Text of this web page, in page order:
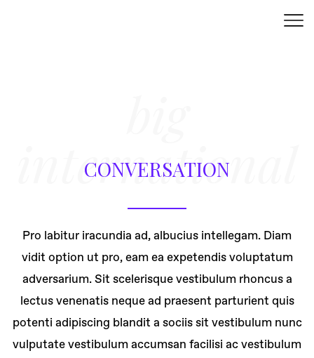
international
CONVERSATION
Pro labitur iracundia ad, albucius intellegam. Diam
vidit option ut pro, eam ea expetendis voluptatum
adversarium. Sit scelerisque vestibulum rhoncus a
lectus venenatis neque ad praesent parturient quis
potenti adipiscing blandit a sociis sit vestibulum nunc
vulputate vestibulum accumsan facilisi ac vestibulum